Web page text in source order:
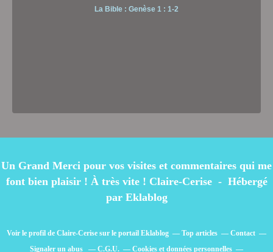
La Bible : Genèse 1 : 1-2
Un Grand Merci pour vos visites et commentaires qui me
font bien plaisir ! À très vite ! Claire-Cerise - Hébergé
par Eklablog
Voir le profil de Claire-Cerise sur le portail Eklablog Top articles
Contact
Signaler un abus
C.G.U. Cookies et données personnelles